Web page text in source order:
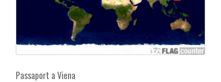
Passaport a Viena